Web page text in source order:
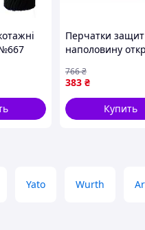
Перчатки
наполовину
кастетом и
вставками хакі
383 ₴
766₴
Купить
Yato Wurth